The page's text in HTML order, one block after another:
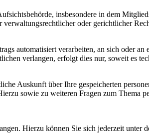
insbesondere in dem
verwaltungsrechtlicher oder gerichtlicher
automatisiert verarbeiten, an sich oder
verlangen, erfolgt dies nur, soweit es
Auskunft über Ihre gespeicherten
sowie zu weiteren Fragen zum Thema
Hierzu können Sie sich jederzeit unter